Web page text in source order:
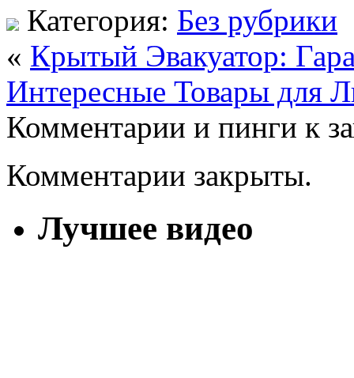
Категория: Без рубрики
« Крытый Эвакуатор:
Интересные Товары для
Комментарии и пинги к
Комментарии закрыты.
Лучшее видео